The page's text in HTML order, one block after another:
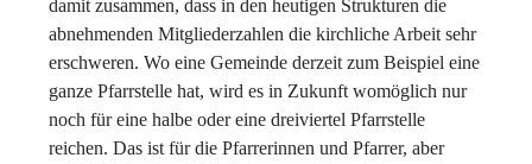
damit zusammen, dass in den heutigen Strukturen die
abnehmenden Mitgliederzahlen die kirchliche Arbeit sehr
erschweren. Wo eine Gemeinde derzeit zum Beispiel eine
ganze Pfarrstelle hat, wird es in Zukunft womöglich nur
noch für eine halbe oder eine dreiviertel Pfarrstelle
reichen. Das ist für die Pfarrerinnen und Pfarrer, aber